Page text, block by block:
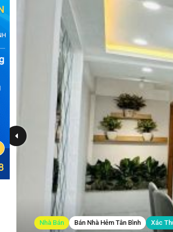
Nhà Bán Bán Nhà Hẻm Tân Bình Xác